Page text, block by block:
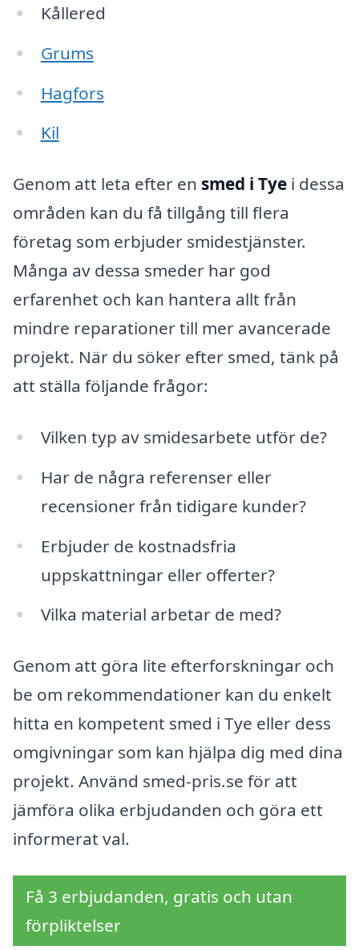
Kållered
Grums
Hagfors
Kil
Genom att leta efter en smed i Tye i dessa
områden kan du få tillgång till flera
företag som erbjuder smidestjänster.
Många av dessa smeder har god
erfarenhet och kan hantera allt från
mindre reparationer till mer avancerade
projekt. När du söker efter smed, tänk på
att ställa följande frågor:
Vilken typ av smidesarbete utför de?
Har de några referenser eller
recensioner från tidigare kunder?
Erbjuder de kostnadsfria
uppskattningar eller offerter?
Vilka material arbetar de med?
Genom att göra lite efterforskningar och
be om rekommendationer kan du enkelt
hitta en kompetent smed i Tye eller dess
omgivningar som kan hjälpa dig med dina
projekt. Använd smed-pris.se för att
jämföra olika erbjudanden och göra ett
informerat val.
Få 3 erbjudanden, gratis och utan
förpliktelser